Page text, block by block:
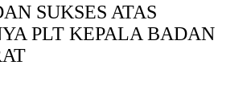
SUKSES ATAS
PLT KEPALA BADAN